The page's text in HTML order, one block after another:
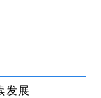
发展